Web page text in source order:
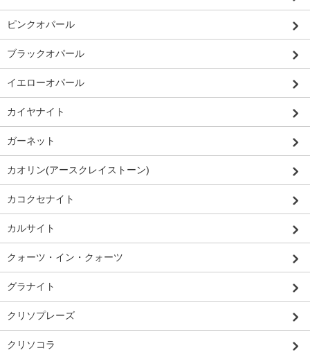
ピンクオパール
ブラックオパール
イエローオパール
カイヤナイト
ガーネット
カオリン(アースクレイストーン)
カコクセナイト
カルサイト
クォーツ・イン・クォーツ
グラナイト
クリソプレーズ
クリソコラ